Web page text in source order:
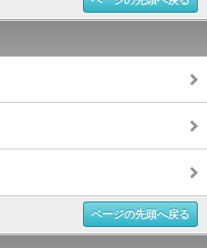
ページの先頭へ戻る